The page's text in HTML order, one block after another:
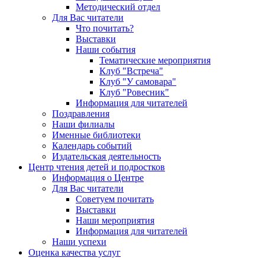
Методический отдел
Для Вас читатели
Что почитать?
Выставки
Наши события
Тематические мероприятия
Клуб "Встреча"
Клуб "У самовара"
Клуб "Ровесник"
Информация для читателей
Поздравления
Наши филиалы
Именные библиотеки
Календарь событий
Издательская деятельность
Центр чтения детей и подростков
Информация о Центре
Для Вас читатели
Советуем почитать
Выставки
Наши мероприятия
Информация для читателей
Наши успехи
Оценка качества услуг